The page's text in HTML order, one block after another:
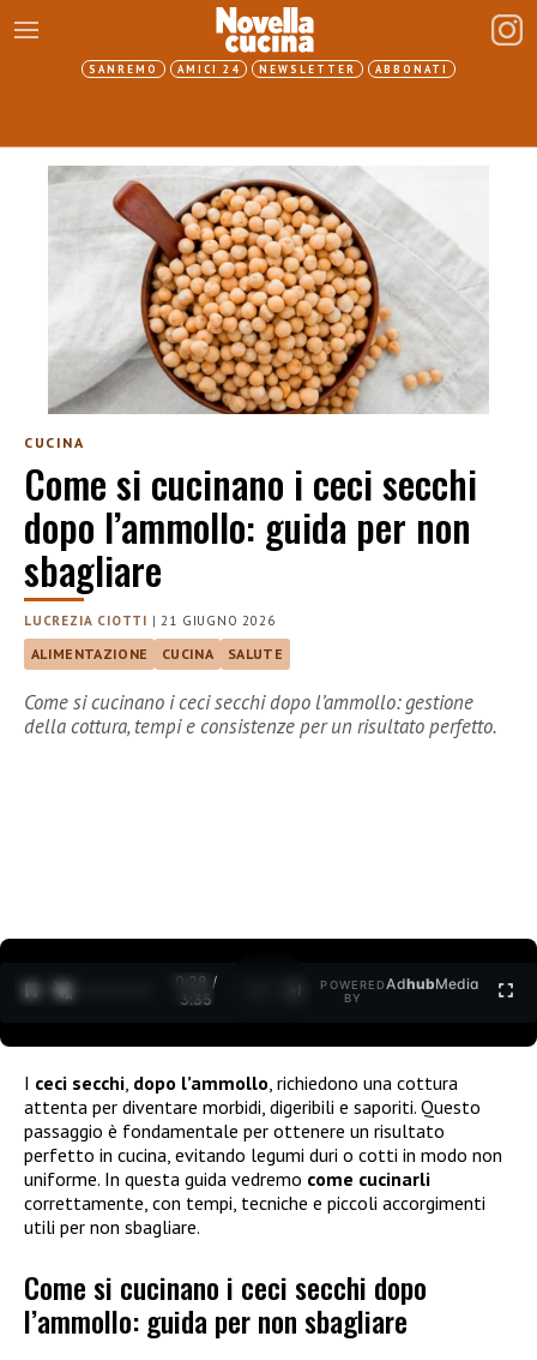
SANREMO AMICI 24 NEWSLETTER ABBONATI
CUCINA
Come si cucinano i ceci secchi
dopo l’ammollo: guida per non
sbagliare
LUCREZIA CIOTTI |21 GIUGNO 2026
ALIMENTAZIONE CUCINA SALUTE
Come si cucinano i ceci secchi dopo l’ammollo: gestione
della cottura, tempi e consistenze per un risultato perfetto.
0:30 /
3:35
POWERED
BY
AdhubMedia
I ceci secchi dopo l’ammollo , richiedono una cottura
attenta per diventare morbidi, digeribili e saporiti. Questo
passaggio è fondamentale per ottenere un risultato
perfetto in cucina, evitando legumi duri o cotti in modo non
uniforme. In questa guida vedremo come cucinarli
correttamente, con tempi, tecniche e piccoli accorgimenti
utili per non sbagliare.
Come si cucinano i ceci secchi dopo
l’ammollo: guida per non sbagliare